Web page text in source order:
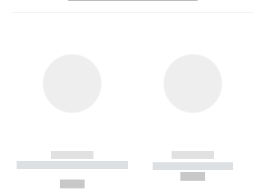
------------
----------- ----------- --------
------------
----------- -----------